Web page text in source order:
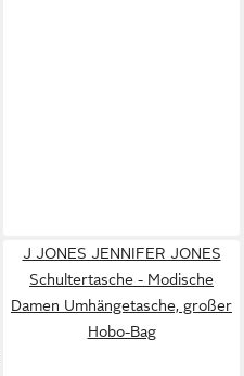
J JONES JENNIFER JONES
Schultertasche - Modische
Damen Umhängetasche, großer
Hobo-Bag